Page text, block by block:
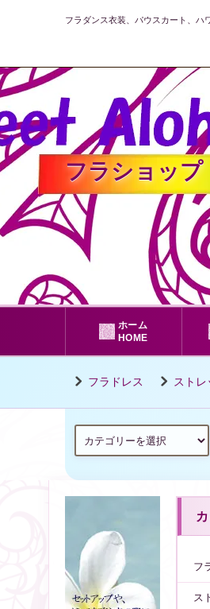
フラダンス衣装、パウスカート、ハ
フラショッ
ホーム
HOME
フラドレス スト
フ
ス